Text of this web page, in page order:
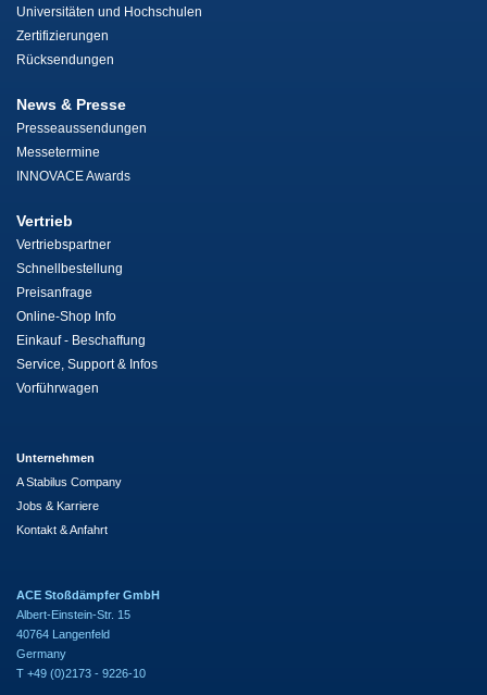
Universitäten und Hochschulen
Zertifizierungen
Rücksendungen
News & Presse
Presseaussendungen
Messetermine
INNOVACE Awards
Vertrieb
Vertriebspartner
Schnellbestellung
Preisanfrage
Online-Shop Info
Einkauf - Beschaffung
Service, Support & Infos
Vorführwagen
Unternehmen
A Stabilus Company
Jobs & Karriere
Kontakt & Anfahrt
ACE Stoßdämpfer GmbH
Albert-Einstein-Str. 15
40764 Langenfeld
Germany
T +49 (0)2173 - 9226-10